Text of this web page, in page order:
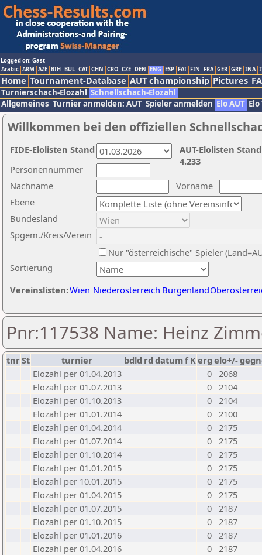
Logged on: Gast
Arabic ARM AZE BIH BUL CAT CHN CRO CZE DEN ENG ESP FAI FIN FRA GER GRE INA
Home Tournament-Database AUT championship Pictures
Turnierschach-Elozahl Schnellschach-Elozahl
Allgemeines Turnier anmelden: AUT Spieler anmelden Elo AUT
Willkommen bei den offiziellen
Nachname
Vorname
Ebene
Sortierung
Personennummer
Bundesland
Spgem./Kreis/Verein
Nur "österreichische" Spieler
Vereinslisten:Wien Niederösterreich Burgenland
AUT-Elolisten
4.233
FIDE-Elolisten Stand
Pnr:117538 Name: Heinz
tnrSt turnier bdld rd datumf Kerg elo+/-
Elozahl per 01.04.2013
0 2068
Elozahl per 01.07.2013
0 2104
Elozahl per 01.10.2013
0 2104
Elozahl per 01.01.2014
0 2100
Elozahl per 01.04.2014
0 2175
Elozahl per 01.07.2014
0 2175
Elozahl per 01.10.2014
0 2175
Elozahl per 01.01.2015
0 2175
Elozahl per 10.01.2015
0 2175
Elozahl per 01.04.2015
0 2175
Elozahl per 01.07.2015
0 2187
Elozahl per 01.10.2015
0 2187
Elozahl per 01.01.2016
0 2187
Elozahl per 01.04.2016
0 2187